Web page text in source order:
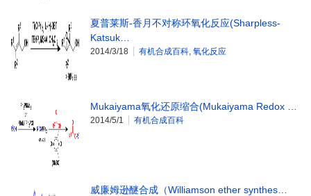
夏普莱斯-香月不对称环氧化反应(Sharpless-
Katsuk…
2014/3/18 有机合成百科, 氧化反应
Mukaiyama氧化还原缩合(Mukaiyama Redox …
2014/5/1 有机合成百科
威廉姆逊醚合成（Williamson ether synthes…